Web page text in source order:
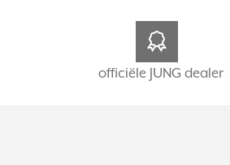
officiële JUNG dealer